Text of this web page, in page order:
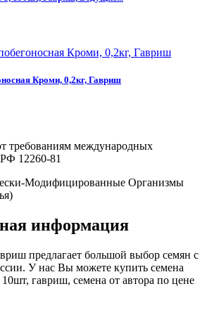
Кроми, 0,2кг, Гавриш
требованиям международных
12260-81
Модифицированные Организмы
информация
предлагает большой выбор семян с
У нас Вы можете купить семена
гавриш, семена от автора по цене